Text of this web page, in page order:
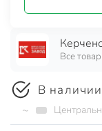
Все
В наличии
~